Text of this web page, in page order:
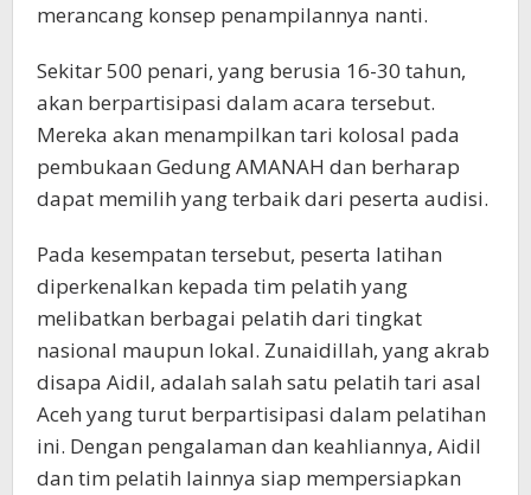
merancang konsep penampilannya nanti.
Sekitar 500 penari, yang berusia 16-30 tahun,
akan berpartisipasi dalam acara tersebut.
Mereka akan menampilkan tari kolosal pada
pembukaan Gedung AMANAH dan berharap
dapat memilih yang terbaik dari peserta audisi.
Pada kesempatan tersebut, peserta latihan
diperkenalkan kepada tim pelatih yang
melibatkan berbagai pelatih dari tingkat
nasional maupun lokal. Zunaidillah, yang akrab
disapa Aidil, adalah salah satu pelatih tari asal
Aceh yang turut berpartisipasi dalam pelatihan
ini. Dengan pengalaman dan keahliannya, Aidil
dan tim pelatih lainnya siap mempersiapkan